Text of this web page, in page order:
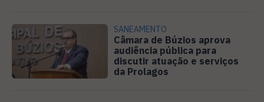
SANEAMENTO
Câmara de Búzios aprova
audiência pública para
discutir atuação e serviços
da Prolagos